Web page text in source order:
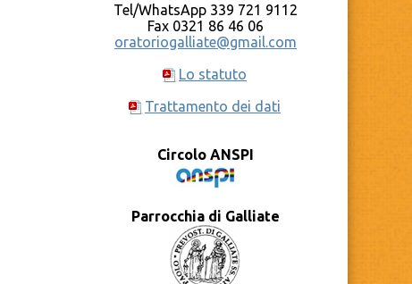
Tel/WhatsApp 339 721 9112
Fax 0321 86 46 06
oratoriogalliate@gmail.com
Lo statuto
Trattamento dei dati
Circolo ANSPI
Parrocchia di Galliate